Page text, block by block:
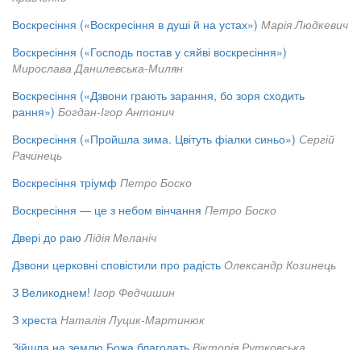
Воскресіння («Воскресіння в душі й на устах») Марія Людкевич
Воскресіння («Господь постав у сяйві воскресіння»)
Мирослава Данилевська-Милян
Воскресіння («Дзвони грають зарання, бо зоря сходить
рання») Богдан-Ігор Антонич
Воскресіння («Пройшла зима. Цвітуть фіалки синьо») Сергій
Рачинець
Воскресіння тріумф Петро Боско
Воскресіння — це з небом вінчання Петро Боско
Двері до раю Лідія Меланіч
Дзвони церковні сповістили про радість Олександр Козинець
З Великоднем! Ігор Федчишин
З хреста Наталія Луцик-Мартинюк